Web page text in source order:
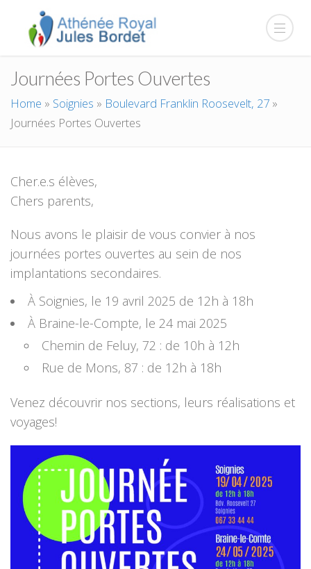
Journées Portes Ouvertes
Home » Soignies » Boulevard Franklin Roosevelt, 27 »
Journées Portes Ouvertes
Cher.e.s élèves,
Chers parents,
Nous avons le plaisir de vous convier à nos
journées portes ouvertes au sein de nos
implantations secondaires.
À Soignies, le 19 avril 2025 de 12h à 18h
À Braine-le-Compte, le 24 mai 2025
Chemin de Feluy, 72 : de 10h à 12h
Rue de Mons, 87 : de 12h à 18h
Venez découvrir nos sections, leurs réalisations et
voyages!